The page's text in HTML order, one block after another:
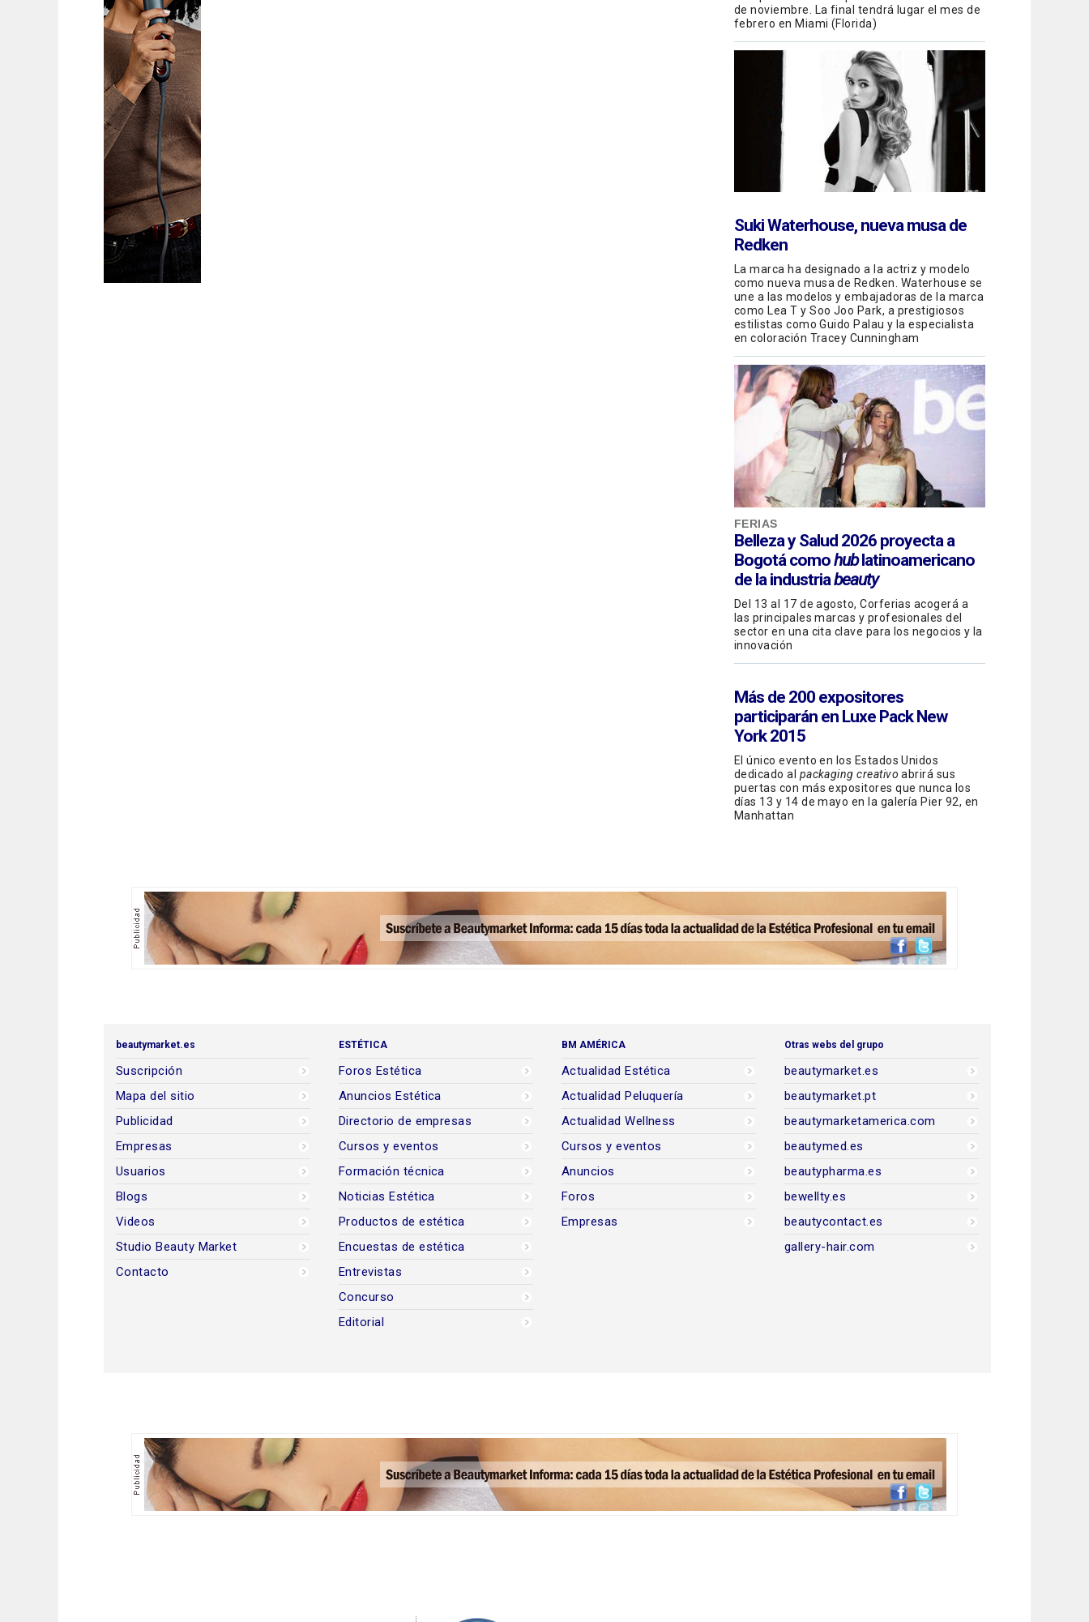
de noviembre. La final tendrá lugar el mes de
febrero en Miami (Florida)
Suki Waterhouse, nueva musa de
Redken
La marca ha designado a la actriz y modelo
como nueva musa de Redken. Waterhouse se
une a las modelos y embajadoras de la marca
como Lea T y Soo Joo Park, a prestigiosos
estilistas como Guido Palau y la especialista
en coloración Tracey Cunningham
FERIAS
Belleza y Salud 2026 proyecta a
Bogotá comohublatinoamericano
de la industriabeauty
Del 13 al 17 de agosto, Corferias acogerá a
las principales marcas y profesionales del
sector en una cita clave para los negocios y la
innovación
Más de 200 expositores
participarán en Luxe Pack New
York 2015
El único evento en los Estados Unidos
dedicado al packaging creativo abrirá sus
puertas con más expositores que nunca los
días 13 y 14 de mayo en la galería Pier 92, en
Manhattan
beautymarket.es
Suscripción
Mapa del sitio
Publicidad
Empresas
Usuarios
Blogs
Videos
Studio Beauty Market
Contacto
ESTÉTICA
Foros Estética
Anuncios Estética
Directorio de empresas
Cursos y eventos
Formación técnica
Noticias Estética
Productos de estética
Encuestas de estética
Entrevistas
Concurso
Editorial
BM AMÉRICA
Actualidad Estética
Actualidad Peluquería
Actualidad Wellness
Cursos y eventos
Anuncios
Foros
Empresas
Otras webs del grupo
beautymarket.es
beautymarket.pt
beautymarketamerica.com
beautymed.es
beautypharma.es
bewellty.es
beautycontact.es
gallery-hair.com